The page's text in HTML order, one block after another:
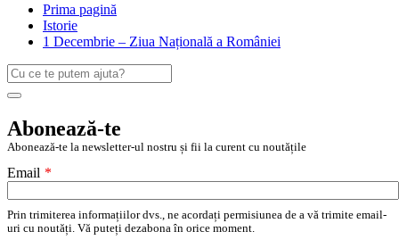
Prima pagină
Istorie
1 Decembrie – Ziua Națională a României
Caută
după:
Search
Abonează-te
Abonează-te la newsletter-ul nostru și fii la curent cu noutățile
Email *
Prin trimiterea informațiilor dvs., ne acordați permisiunea de a vă trimite email-
uri cu noutăți. Vă puteți dezabona în orice moment.